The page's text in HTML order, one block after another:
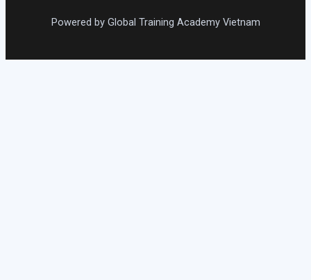
Powered by Global Training Academy Vietnam